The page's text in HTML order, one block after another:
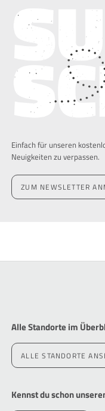
Einfach für unseren
Neuigkeiten zu verpassen.
ZUM NEWSLETTER
Alle Standorte im
ALLE STANDORTE
Kennst du schon